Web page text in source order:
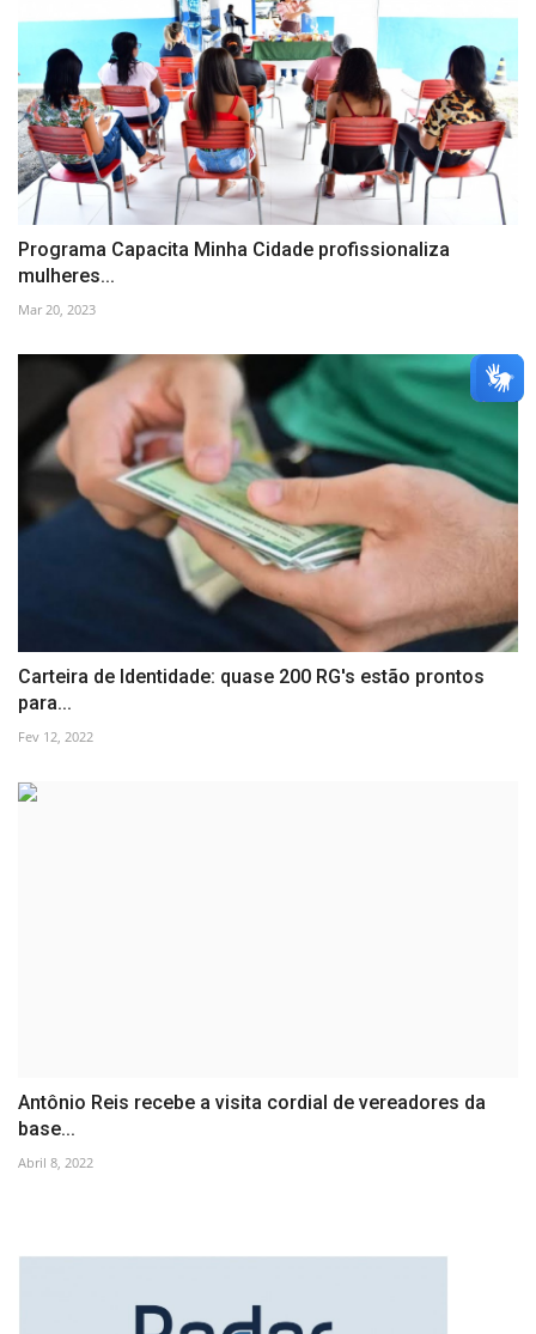
Programa Capacita Minha Cidade profissionaliza
mulheres...
Mar 20, 2023
Carteira de Identidade: quase 200 RG's estão prontos
para...
Fev 12, 2022
Antônio Reis recebe a visita cordial de vereadores da
base...
Abril 8, 2022